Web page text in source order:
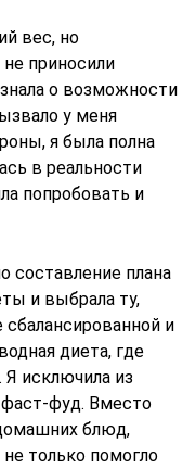
вес, но
приносили
о возможности
у меня
я была полна
в реальности
попробовать и
плана
и выбрала ту,
сбалансированной и
диета, где
Я исключила из
фаст-фуд. Вместо
блюд,
только помогло